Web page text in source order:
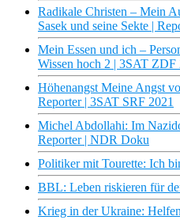
Radikale Christen – Mein
Sasek und seine Sekte |
Mein Essen und ich –
Wissen hoch 2 | 3SAT ZDF
Höhenangst Meine Angst
Reporter | 3SAT SRF 2021
Michel Abdollahi: Im
Reporter | NDR Doku
Politiker mit Tourette: Ich
BBL: Leben riskieren für
Krieg in der Ukraine: